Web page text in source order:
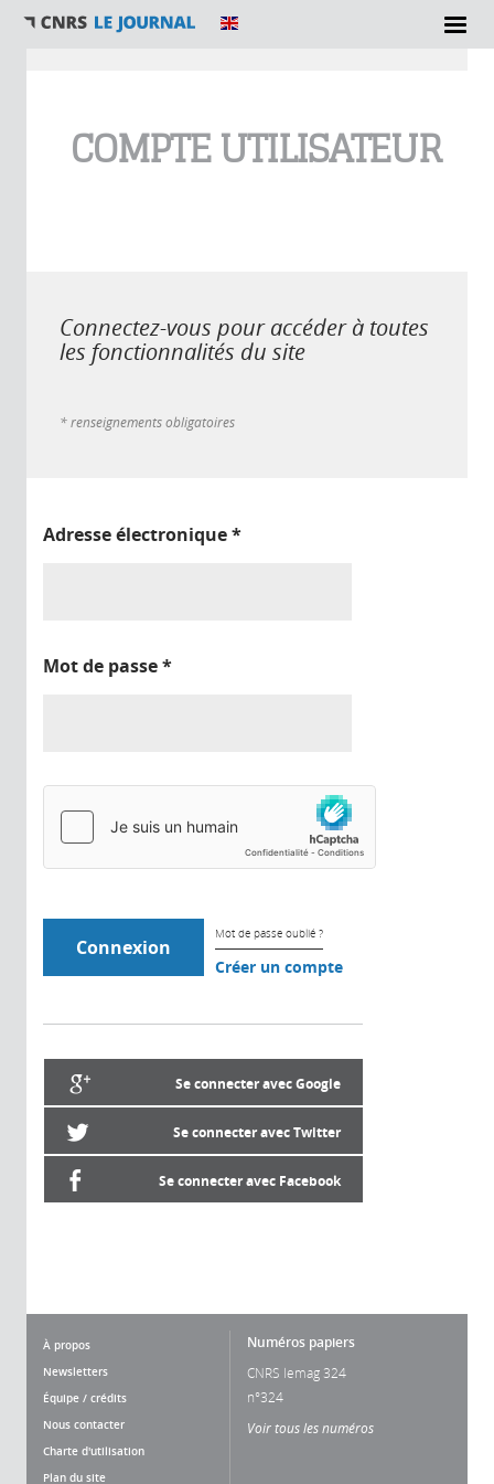
COMPTE UTILISATEUR
Connectez-vous pour accéder à toutes
les fonctionnalités du site
* renseignements obligatoires
Adresse électronique*
Mot de passe*
Mot de passe oublié ?
Créer un compte
Se connecter avec Google
Se connecter avec Twitter
Se connecter avec Facebook
À propos
Newsletters
Équipe / crédits
Nous contacter
Charte d'utilisation
Plan du site
Numéros papiers
CNRS lemag 324
n°324
Voir tous les numéros